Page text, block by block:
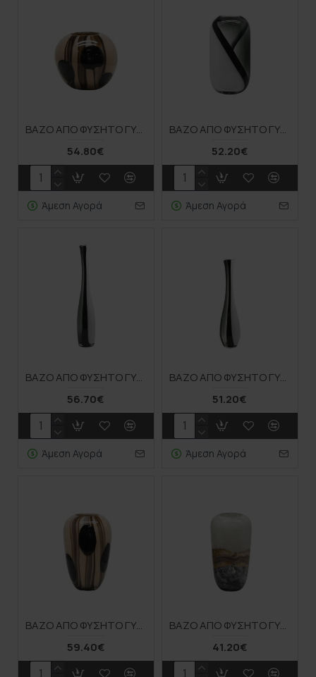
ΒΑΖΟ ΑΠΟ ΦΥΣΗΤΟ ΓΥΑΛΙ ΜΠΑΛΑ ΜΠΕΖ, ΚΑΦΕ ΓΡΑΜΜΕΣ & ΒΟΥΛΕΣ - Φ21.5x18cm 4/ΚΙΒ
54.80€
Άμεση Αγορά
ΒΑΖΟ ΑΠΟ ΦΥΣΗΤΟ ΓΥΑΛΙ ΠΟΜΠΕ ΓΚΡΙ/ΛΕΥΚΟ/ΜΑΥΡΟ - 18x12.5x32cm 4/ΚΙΒ
52.20€
Άμεση Αγορά
ΒΑΖΟ ΑΠΟ ΦΥΣΗΤΟ ΓΥΑΛΙ ΨΗΛΟΛΙΓΝΟ ΓΚΡΙ/ΛΕΥΚΟ/ΜΑΥΡΟ ΜΕΓΑΛΟ - Φ10x53cm 6/ΚΙΒ
56.70€
Άμεση Αγορά
ΒΑΖΟ ΑΠΟ ΦΥΣΗΤΟ ΓΥΑΛΙ ΨΗΛΟΛΙΓΝΟ ΓΚΡΙ/ΛΕΥΚΟ/ΜΑΥΡΟ ΜΙΚΡΟ - Φ11x44cm 6/ΚΙΒ
51.20€
Άμεση Αγορά
ΒΑΖΟ ΑΠΟ ΦΥΣΗΤΟ ΓΥΑΛΙ ΩΟΕΙΔΕΣ ΜΠΕΖ, ΚΑΦΕ ΓΡΑΜΜΕΣ & ΒΟΥΛΕΣ - Φ18x27cm 4/ΚΙΒ
59.40€
ΒΑΖΟ ΑΠΟ ΦΥΣΗΤΟ ΓΥΑΛΙ ΩΟΕΙΔΕΣ ΜΠΕΖ/ΜΕΛΙ & ΓΚΡΙ ΜΑΡΜΑΡΟ - Φ15x28cm 6/ΚΙΒ
41.20€